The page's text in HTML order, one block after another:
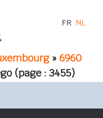
»6960
(page : 3455)
FR NL